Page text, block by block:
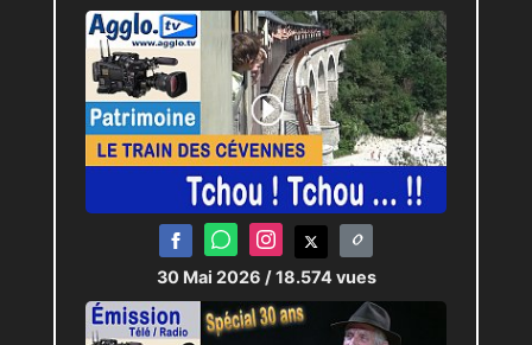
30 Mai 2026 / 18.574 vues